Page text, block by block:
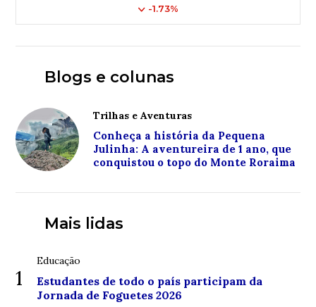
-1.73%
Blogs e colunas
Trilhas e Aventuras
Conheça a história da Pequena
Julinha: A aventureira de 1 ano, que
conquistou o topo do Monte Roraima
Mais lidas
1
Educação
Estudantes de todo o país participam da
Jornada de Foguetes 2026